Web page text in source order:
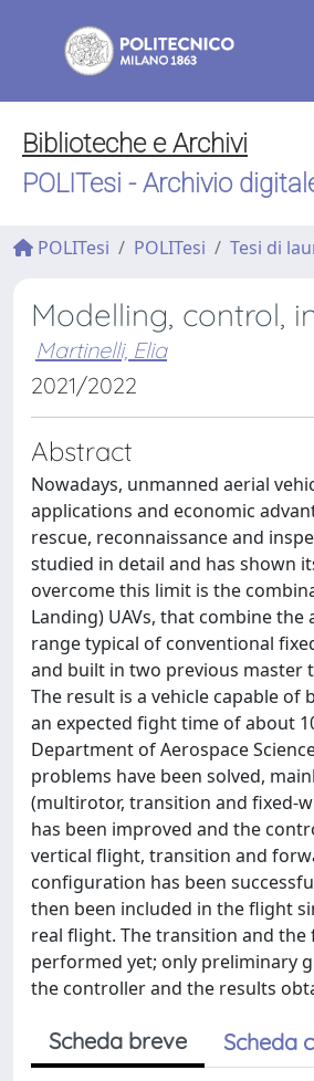
Biblioteche e Archivi
POLITesi - Archivio
POLITesi POLITesi Tesi di
Modelling, control,
Martinelli, Elia
2021/2022
Abstract
Nowadays, unmanned aerial
applications and economic
rescue, reconnaissance and
studied in detail and has shown
overcome this limit is the
Landing) UAVs, that combine
range typical of conventional
and built in two previous master
The result is a vehicle capable
an expected fight time of about
Department of Aerospace
problems have been solved,
(multirotor, transition and fixed-
has been improved and the
vertical flight, transition and
configuration has been
then been included in the flight
real flight. The transition and
performed yet; only preliminary
the controller and the results
Scheda breve Scheda